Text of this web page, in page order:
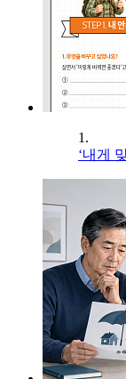
1.
‘내게